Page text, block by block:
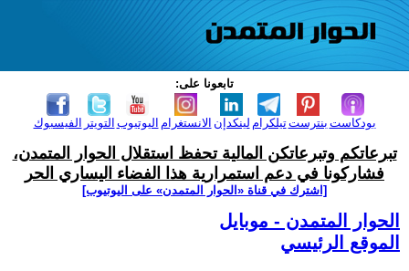
تابعونا على:
الفيسبوك التويتر اليوتيوب الانستغرام لينكدإن تيلكرامبنترست بودكاست
تبرعاتكم وتبرعاتكن المالية تحفظ استقلال الحوار المتمدن،
فشاركونا في دعم استمرارية هذا الفضاء اليساري الحر
[اشترك في قناة ‫«الحوار المتمدن» على اليوتيوب]
الحوار المتمدن - موبايل
الموقع الرئيسي